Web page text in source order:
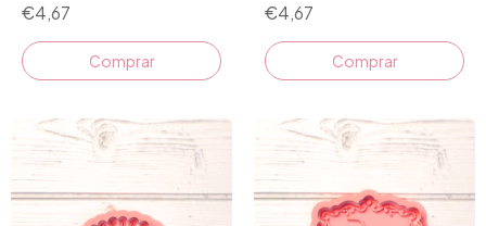
€4,67
Comprar
€4,67
Comprar